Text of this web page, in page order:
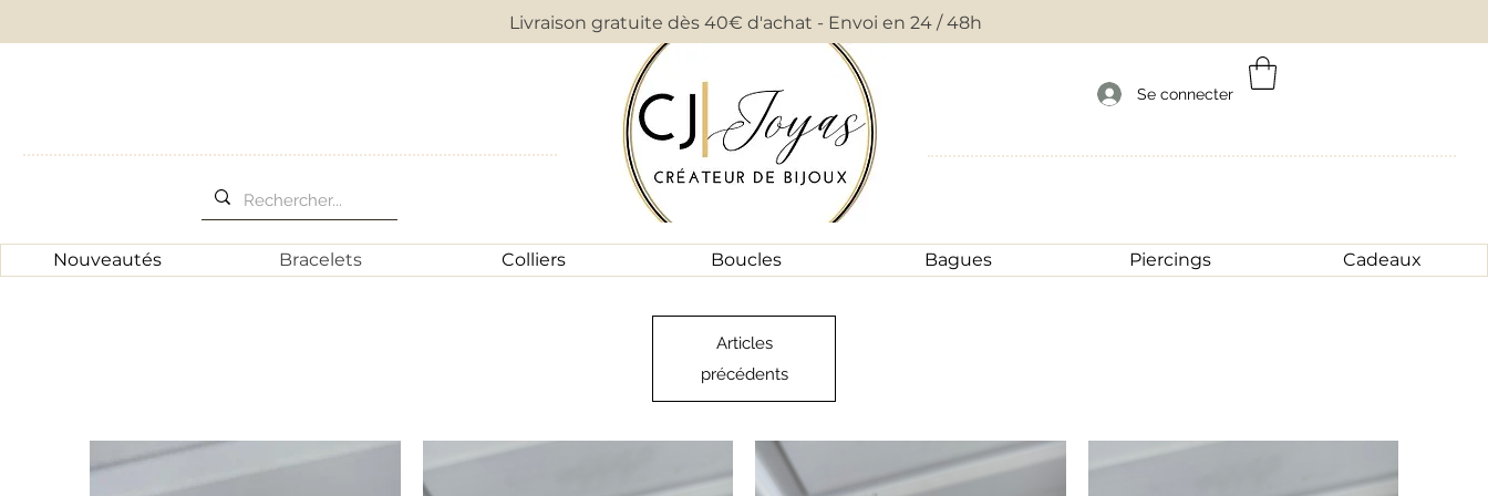
Livraison gratuite dès 40€ d'achat - Envoi en 24 / 48h
Se connecter
Nouveautés Bracelets Colliers Boucles Bagues Piercings Cadeaux
Articles
précédents